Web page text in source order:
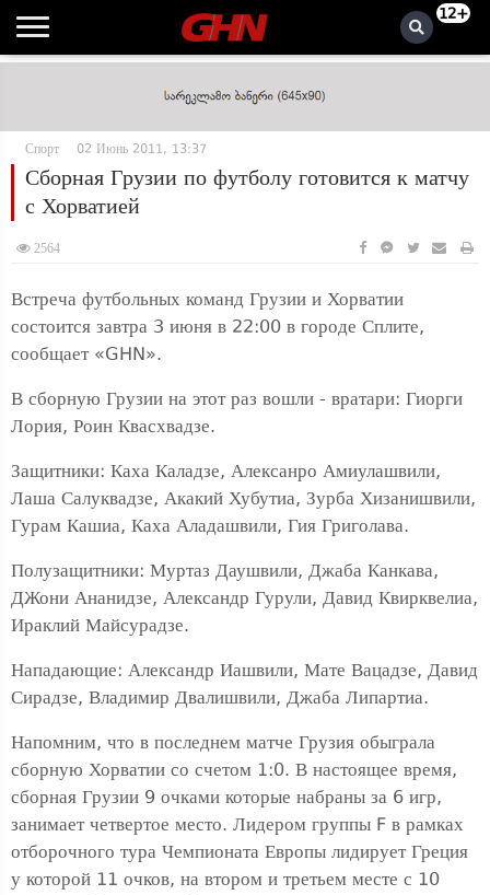
12+
Спорт 02 Июнь 2011, 13:37
Сборная Грузии по футболу готовится к матчу
с Хорватией
2564
Встреча футбольных команд Грузии и Хорватии
состоится завтра 3 июня в 22:00 в городе Сплите,
сообщает «GHN».
В сборную Грузии на этот раз вошли - вратари: Гиорги
Лория, Роин Квасхвадзе.
Защитники: Каха Каладзе, Алексанро Амиулашвили,
Лаша Салуквадзе, Акакий Хубутиа, Зурба Хизанишвили,
Гурам Кашиа, Каха Аладашвили, Гия Григолава.
Полузащитники: Муртаз Даушвили, Джаба Канкава,
ДЖони Ананидзе, Александр Гурули, Давид Квирквелиа,
Ираклий Майсурадзе.
Нападающие: Александр Иашвили, Мате Вацадзе, Давид
Сирадзе, Владимир Двалишвили, Джаба Липартиа.
Напомним, что в последнем матче Грузия обыграла
сборную Хорватии со счетом 1:0. В настоящее время,
сборная Грузии 9 очками которые набраны за 6 игр,
занимает четвертое место. Лидером группы F в рамках
отборочного тура Чемпионата Европы лидирует Греция
у которой 11 очков, на втором и третьем месте с 10